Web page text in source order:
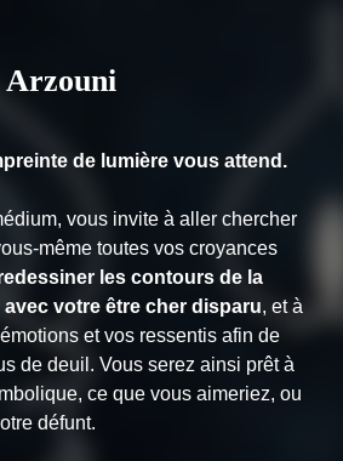
Arzouni
de lumière vous attend.
vous invite à aller chercher
même toutes vos croyances
les contours de la
votre être cher disparu, et à
et vos ressentis afin de
de deuil. Vous serez ainsi prêt à
ce que vous aimeriez, ou
défunt.